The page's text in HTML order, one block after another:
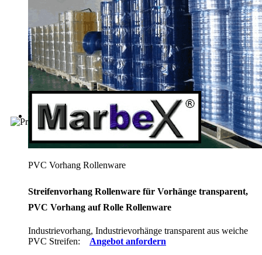
PVC Vorhang Rollenware
Streifenvorhang Rollenware für Vorhänge transparent,
PVC Vorhang auf Rolle Rollenware
Industrievorhang, Industrievorhänge transparent aus weiche
PVC Streifen:
Angebot anfordern